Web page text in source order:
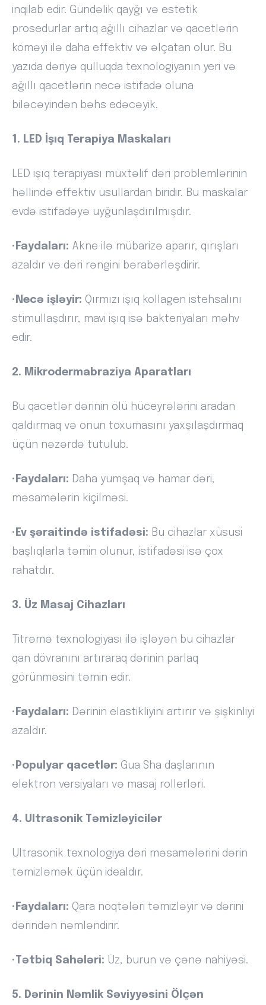
inqilab edir. Gündəlik qayğı və estetik
prosedurlar artıq ağıllı cihazlar və qacetlərin
köməyi ilə daha effektiv və əlçatan olur. Bu
yazıda dəriyə qulluqda texnologiyanın yeri və
ağıllı qacetlərin necə istifadə oluna
biləcəyindən bəhs edəcəyik.
1. LED İşıq Terapiya Maskaları
LED işıq terapiyası müxtəlif dəri problemlərinin
həllində effektiv üsullardan biridir. Bu maskalar
evdə istifadəyə uyğunlaşdırılmışdır.
• Faydaları: Akne ilə mübarizə aparır, qırışları
azaldır və dəri rəngini bərabərləşdirir.
• Necə işləyir: Qırmızı işıq kollagen istehsalını
stimullaşdırır, mavi işıq isə bakteriyaları məhv
edir.
2. Mikrodermabraziya Aparatları
Bu qacetlər dərinin ölü hüceyrələrini aradan
qaldırmaq və onun toxumasını yaxşılaşdırmaq
üçün nəzərdə tutulub.
• Faydaları: Daha yumşaq və hamar dəri,
məsamələrin kiçilməsi.
• Ev şəraitində istifadəsi: Bu cihazlar xüsusi
başlıqlarla təmin olunur, istifadəsi isə çox
rahatdır.
3. Üz Masaj Cihazları
Titrəmə texnologiyası ilə işləyən bu cihazlar
qan dövranını artıraraq dərinin parlaq
görünməsini təmin edir.
• Faydaları: Dərinin elastikliyini artırır və şişkinliyi
azaldır.
• Populyar qacetlər: Gua Sha daşlarının
elektron versiyaları və masaj rollerləri.
4. Ultrasonik Təmizləyicilər
Ultrasonik texnologiya dəri məsamələrini dərin
təmizləmək üçün idealdır.
• Faydaları: Qara nöqtələri təmizləyir və dərini
dərindən nəmləndirir.
• Tətbiq Sahələri: Üz, burun və çənə nahiyəsi.
5. Dərinin Nəmlik Səviyyəsini Ölçən